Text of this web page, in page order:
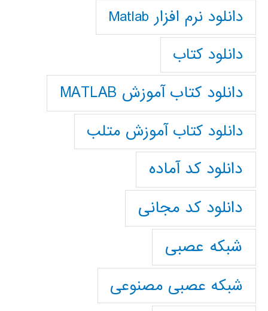
دانلود نرم افزار Matlab
دانلود کتاب
دانلود کتاب آموزش MATLAB
دانلود کتاب آموزش متلب
دانلود کد آماده
دانلود کد مجانی
شبکه عصبی
شبکه عصبی مصنوعی